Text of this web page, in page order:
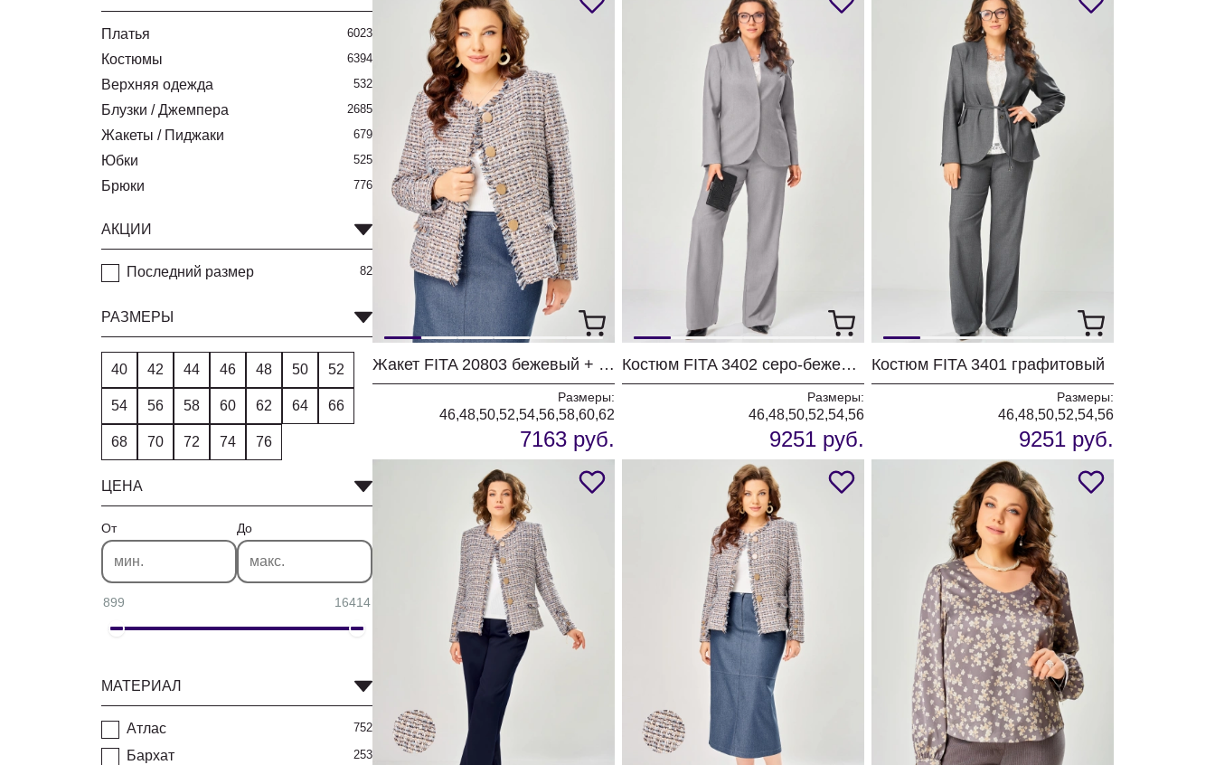
Платья 6023
Костюмы 6394
Верхняя одежда 532
Блузки / Джемпера 2685
Жакеты / Пиджаки 679
Юбки 525
Брюки 776
АКЦИИ
Последний размер 82
РАЗМЕРЫ
40 42 44 46 48 50 52
54 56 58 60 62 64 66
68 70 72 74 76
ЦЕНА
От До
899 16414
МАТЕРИАЛ
Атлас 752
Бархат 253
Жакет FITA 20803 бежевый + деним
Размеры:
46,48,50,52,54,56,58,60,62
7163 руб.
Костюм FITA 3402 серо-бежевый
Размеры:
46,48,50,52,54,56
9251 руб.
Костюм FITA 3401 графитовый
Размеры:
46,48,50,52,54,56
9251 руб.